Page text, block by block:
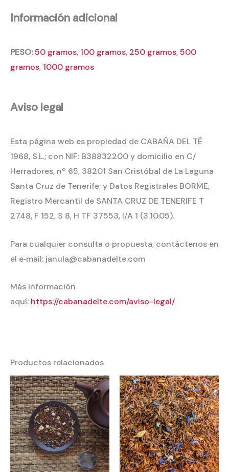
Información adicional
PESO:50 gramos, 100 gramos, 250 gramos,500
gramos, 1000 gramos
Aviso legal
Esta página web es propiedad de CABAÑA DEL TÉ
1968, S.L.; con NIF: B38832200 y domicilio en C/
Herradores, nº 65, 38201 San Cristóbal de La Laguna
Santa Cruz de Tenerife; y Datos Registrales BORME,
Registro Mercantil de SANTA CRUZ DE TENERIFE T
2748, F 152, S 8, H TF 37553, I/A 1 (3.10.05).
Para cualquier consulta o propuesta, contáctenos en
el e‐mail: janula@cabanadelte.com
Más información
aquí: https://cabanadelte.com/aviso-legal/
Productos relacionados
Rango
de
precios:
desde
2,75 €
hasta
55,00 €
Rango
de
precios:
desde
2,75 €
hasta
55,00 €